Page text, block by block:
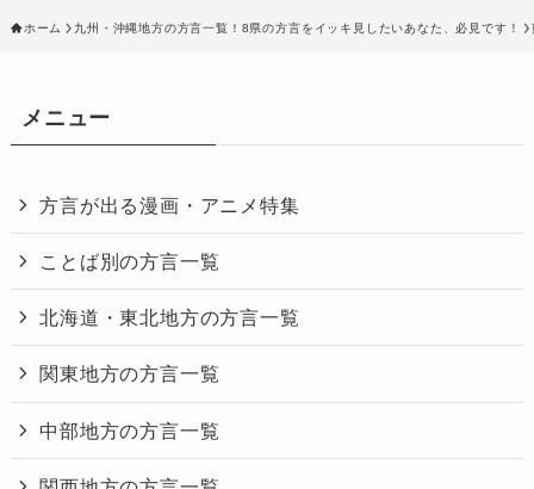
ホーム 九州・沖縄地方の方言一覧！8県の方言をイッキ見したいあなた、必見です！
メニュー
方言が出る漫画・アニメ特集
ことば別の方言一覧
北海道・東北地方の方言一覧
関東地方の方言一覧
中部地方の方言一覧